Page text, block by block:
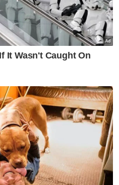
sumber yang adil,
kesihatan dan
sangat relevan
pembangunan
yang menyokong
untuk
sosial,
Malaysia lebih
pertama pada 2003